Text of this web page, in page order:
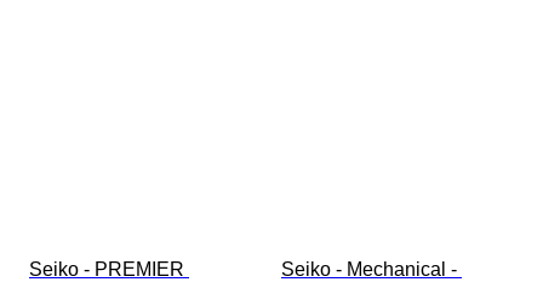
Seiko - PREMIER
Seiko - Mechanical -